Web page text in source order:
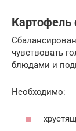
Картофель
чувствовать
блюдами и
Необходимо: